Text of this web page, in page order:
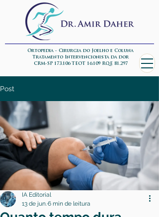
Ortopedia - Cirurgia do Joelho e Coluna
Tratamento Intervencionista da dor
CRM-SP 173.106 TEOT 16.109 RQE 81.297
Post
IA Editorial
13 de jun.6 min de leitura